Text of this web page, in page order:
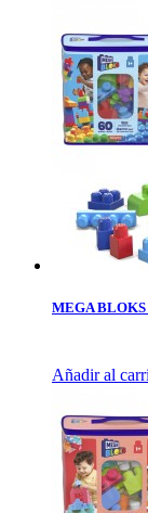
MEGA
Añadir al